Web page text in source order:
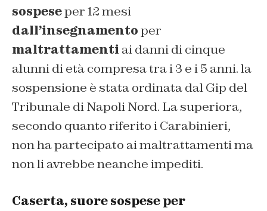
sospeseper 12 mesi
dall’insegnamentoper
maltrattamenti ai danni di cinque
alunni di età compresa tra i 3 e i 5 anni. la
sospensione è stata ordinata dal Gip del
Tribunale di Napoli Nord. La superiora,
secondo quanto riferito i Carabinieri,
non ha partecipato ai maltrattamenti ma
non li avrebbe neanche impediti.
Caserta, suore sospese per